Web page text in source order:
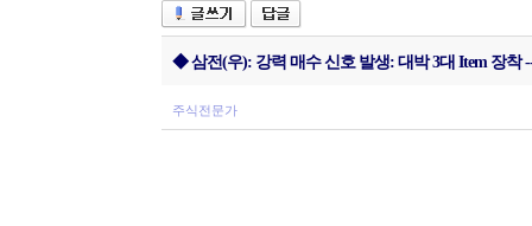
◆ 삼전(우): 강력 매수 신호 발생: 대박 3대 Item 장착
주식전문가